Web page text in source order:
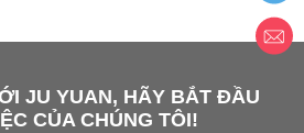
JU YUAN, HÃY BẮT ĐẦU
CỦA CHÚNG TÔI!